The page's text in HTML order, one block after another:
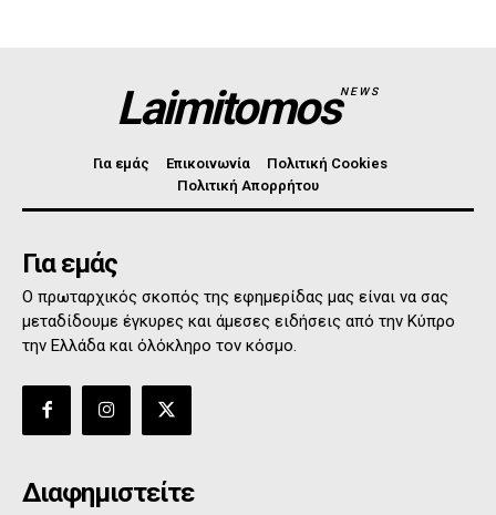
LaimitomosNEWS
Για εμάς Επικοινωνία
Πολιτική Cookies
Πολιτική Απορρήτου
Για εμάς
Ο πρωταρχικός σκοπός της εφημερίδας μας είναι να σας
μεταδίδουμε έγκυρες και άμεσες ειδήσεις από την Κύπρο
την Ελλάδα και όλόκληρο τον κόσμο.
Διαφημιστείτε